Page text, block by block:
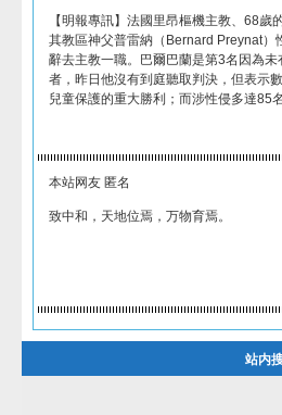
【明報專訊】法國里昂樞機主教、68
其教區神父普雷納（Bernard Preynat
辭去主教一職。巴爾巴蘭是第3名因為
者，昨日他沒有到庭聽取判決，但表示
兒童保護的重大勝利；而涉性侵多達85
本站网友 匿名
致中和，天地位焉，万物育焉。
站内